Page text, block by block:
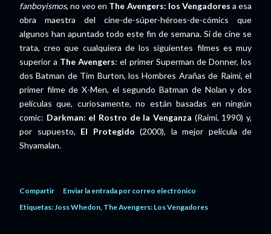
fanboyismos, no veo en The Avengers: los Vengadores a esa
obra maestra del cine-de-súper-héroes-de-cómics que
algunos han apuntado todo este fin de semana. Si de cine se
trata, creo que cualquiera de los siguientes filmes es muy
superior a The Avengers: el primer Superman de Donner, los
dos Batman de Tim Burton, los Hombres Arañas de Raimi, el
primer filme de X-Men, el segundo Batman de Nolan y dos
películas que, curiosamente, no están basadas en ningún
comic: Darkman: el Rostro de la Venganza (Raimi, 1990) y,
por supuesto, El Protegido (2000), la mejor película de
Shyamalan.
Compartir
Enviar la entrada por correo electrónico
Etiquetas:Joss Whedon The Avengers: Los Vengadores